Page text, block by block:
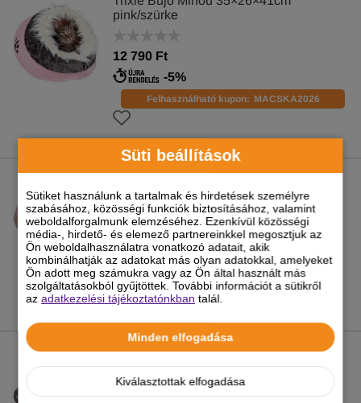
Süti beállítások
Sütiket használunk a tartalmak és hirdetések személyre
szabásához, közösségi funkciók biztosításához, valamint
weboldalforgalmunk elemzéséhez. Ezenkívül közösségi
média-, hirdető- és elemező partnereinkkel megosztjuk az
Ön weboldalhasználatra vonatkozó adatait, akik
kombinálhatják az adatokat más olyan adatokkal, amelyeket
Ön adott meg számukra vagy az Ön által használt más
szolgáltatásokból gyűjtöttek. További információt a sütikről
azadatkezelési tájékoztatónkban talál.
Minden elfogadása
Kiválasztottak elfogadása
pink/szürke
12 790 Ft
-5%
Felhasználható kupon: MACSKA2026
Trixie Ágy Viviana, Szögletes, 80x60cm,
22 690 Ft
Trixie Fekhely Jimmy, Szürke